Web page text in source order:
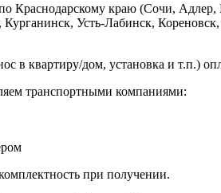
по Краснодарскому краю (Сочи,
Усть-Лабинск,
в квартиру/дом, установка и т.п.)
транспортными компаниями:
при получении.